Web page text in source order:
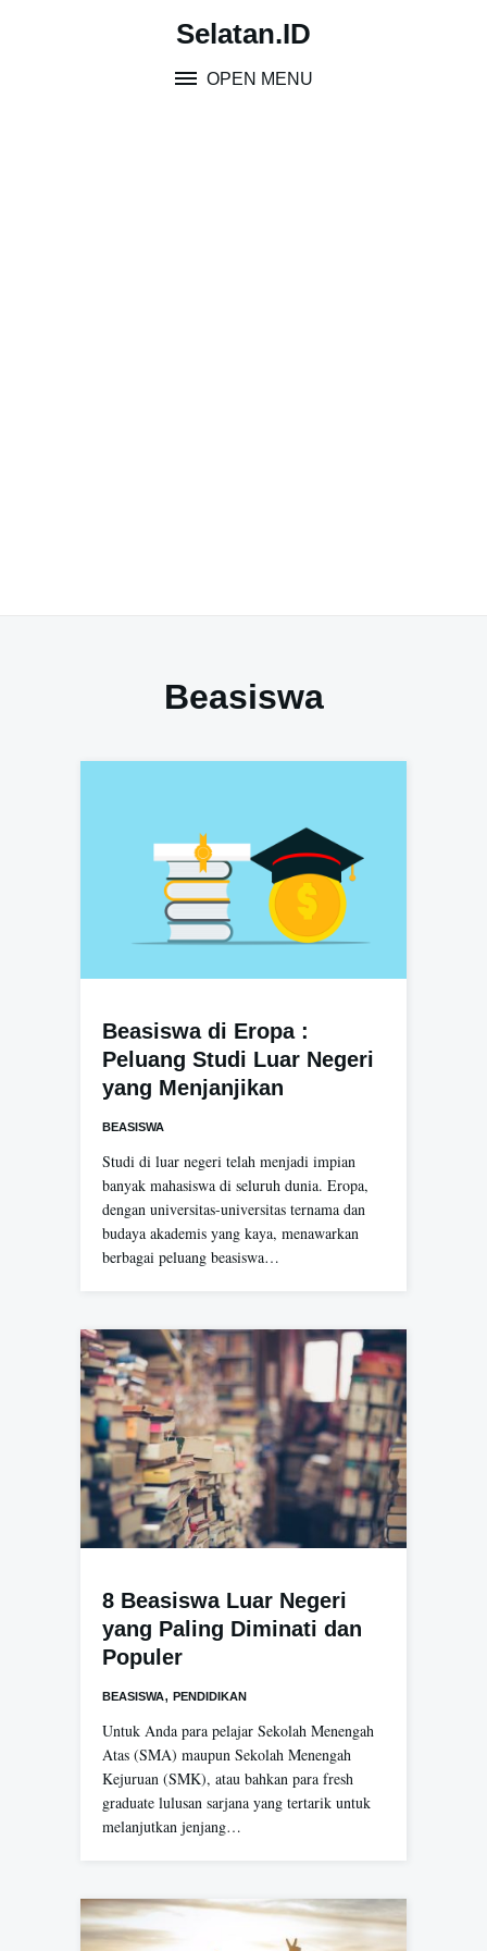
Selatan.ID
OPEN MENU
Beasiswa
Beasiswa di Eropa :
Peluang Studi Luar Negeri
yang Menjanjikan
BEASISWA
Studi di luar negeri telah menjadi impian
banyak mahasiswa di seluruh dunia. Eropa,
dengan universitas-universitas ternama dan
budaya akademis yang kaya, menawarkan
berbagai peluang beasiswa…
8 Beasiswa Luar Negeri
yang Paling Diminati dan
Populer
BEASISWA, PENDIDIKAN
Untuk Anda para pelajar Sekolah Menengah
Atas (SMA) maupun Sekolah Menengah
Kejuruan (SMK), atau bahkan para fresh
graduate lulusan sarjana yang tertarik untuk
melanjutkan jenjang…